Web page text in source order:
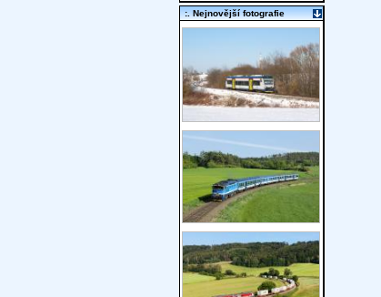
:. Nejnovější fotografie